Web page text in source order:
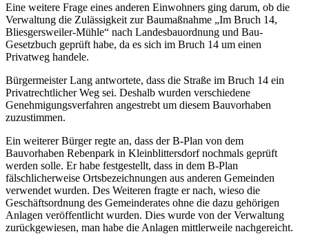
Eine weitere Frage eines anderen Einwohners ging darum, ob die
Verwaltung die Zulässigkeit zur Baumaßnahme „Im Bruch 14,
Bliesgersweiler-Mühle“ nach Landesbauordnung und Bau-
Gesetzbuch geprüft habe, da es sich im Bruch 14 um einen
Privatweg handele.
Bürgermeister Lang antwortete, dass die Straße im Bruch 14 ein
Privatrechtlicher Weg sei. Deshalb wurden verschiedene
Genehmigungsverfahren angestrebt um diesem Bauvorhaben
zuzustimmen.
Ein weiterer Bürger regte an, dass der B-Plan von dem
Bauvorhaben Rebenpark in Kleinblittersdorf nochmals geprüft
werden solle. Er habe festgestellt, dass in dem B-Plan
fälschlicherweise Ortsbezeichnungen aus anderen Gemeinden
verwendet wurden. Des Weiteren fragte er nach, wieso die
Geschäftsordnung des Gemeinderates ohne die dazu gehörigen
Anlagen veröffentlicht wurden. Dies wurde von der Verwaltung
zurückgewiesen, man habe die Anlagen mittlerweile nachgereicht.